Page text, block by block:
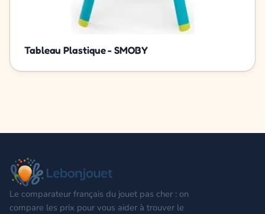
Tableau Plastique - SMOBY
Le comparateur français du jouet pas cher : on
compare les prix pour vous aider à trouver le